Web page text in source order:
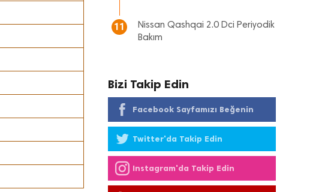
11
Nissan Qashqai 2.0 Dci Periyodik
Bakım
Bizi Takip Edin
Facebook Sayfamızı Beğenin
Twitter'da Takip Edin
Instagram'da Takip Edin